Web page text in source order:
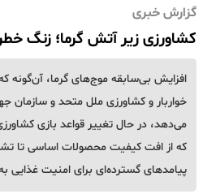
گزارش خبری
کشاورزی زیر آتش گرما؛ زنگ
افزایش بی‌سابقه موج‌های گرما، آن‌گونه
خواربار و کشاورزی ملل متحد و سازمان
می‌دهد، در حال تغییر قواعد بازی
که از افت کیفیت محصولات اساسی تا
پیامدهای گسترده‌ای برای امنیت غذایی به